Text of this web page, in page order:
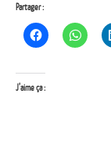
Partager :
J’aime ça :